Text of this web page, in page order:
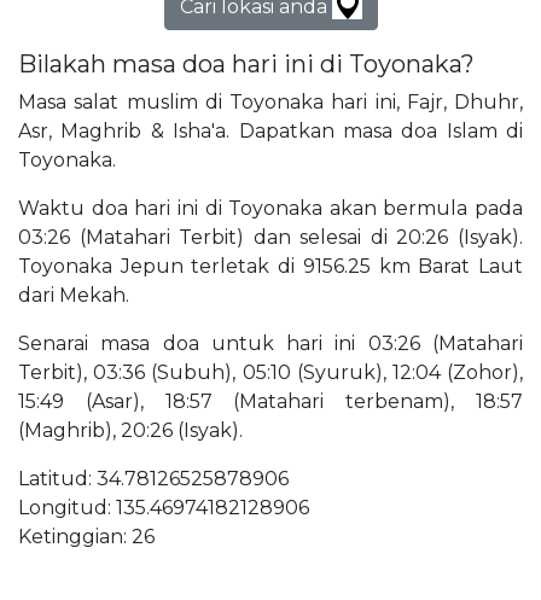
Cari lokasi anda
Bilakah masa doa hari ini di Toyonaka?
Masa salat muslim di Toyonaka hari ini, Fajr, Dhuhr,
Asr, Maghrib & Isha'a. Dapatkan masa doa Islam di
Toyonaka.
Waktu doa hari ini di Toyonaka akan bermula pada
03:26 (Matahari Terbit) dan selesai di 20:26 (Isyak).
Toyonaka Jepun terletak di 9156.25 km Barat Laut
dari Mekah.
Senarai masa doa untuk hari ini 03:26 (Matahari
Terbit), 03:36 (Subuh), 05:10 (Syuruk), 12:04 (Zohor),
15:49 (Asar), 18:57 (Matahari terbenam), 18:57
(Maghrib), 20:26 (Isyak).
Latitud: 34.78126525878906
Longitud: 135.46974182128906
Ketinggian: 26